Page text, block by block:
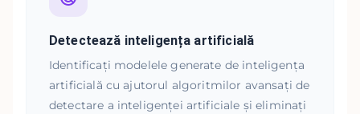
Detectează inteligența artificială
Identificați modelele generate de inteligența
artificială cu ajutorul algoritmilor avansați de
detectare a inteligenței artificiale și eliminați